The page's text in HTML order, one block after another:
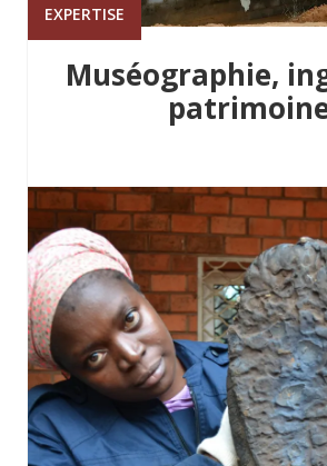
EXPERTISE
Muséographie,